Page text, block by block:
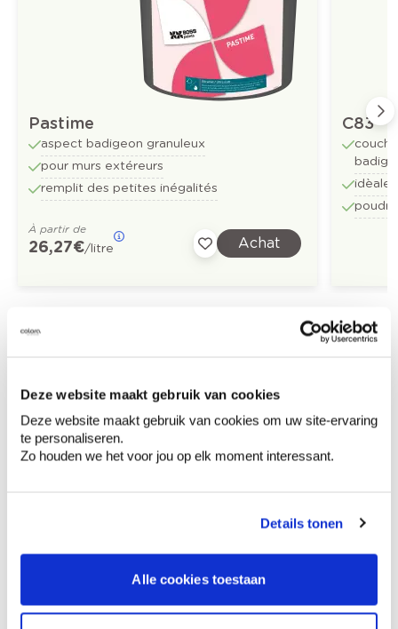
Deze website maakt gebruik van cookies
Deze website maakt gebruik van cookies om uw site-ervaring
te personaliseren.
Zo houden we het voor jou op elk moment interessant.
Details tonen
Alle cookies toestaan
Pastime
aspect badigeon granuleux
pour murs extéreurs
remplit des petites inégalités
À partir de
26,27 €/litre Achat
C83
idèale
Faites le tour de vos pièces avec l'expert
en couleur.
Obtenez un conseil couleur en fonction de
l'éclairage et de votre mobilier.